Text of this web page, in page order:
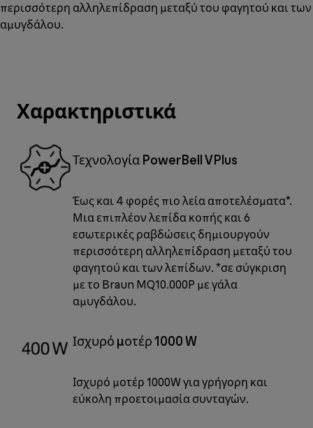
περισσότερη αλληλεπίδραση μεταξύ του φαγητού και
αμυγδάλου.
Χαρακτηριστικά
Τεχνολογία PowerBell VPlus
Έως και 4 φορές πιο λεία αποτελέσματα*.
Μια επιπλέον λεπίδα κοπής και 6
εσωτερικές ραβδώσεις δημιουργούν
περισσότερη αλληλεπίδραση μεταξύ του
φαγητού και των λεπίδων. *σε σύγκριση
με το Braun MQ10.000P με γάλα
αμυγδάλου.
Ισχυρό μοτέρ 1000 W
Ισχυρό μοτέρ 1000W για γρήγορη και
εύκολη προετοιμασία συνταγών.